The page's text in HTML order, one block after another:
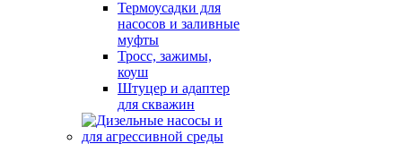
Термоусадки для
насосов и заливные
муфты
Тросс, зажимы,
коуш
Штуцер и адаптер
для скважин